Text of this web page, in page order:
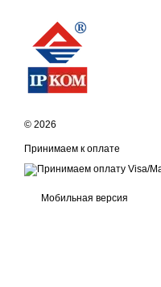
© 2026
Принимаем к оплате
Мобильная версия